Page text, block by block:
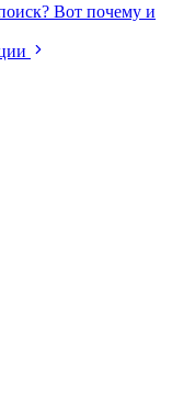
Вот почему и